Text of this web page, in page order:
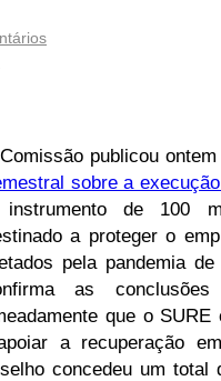
publicou
sobre a
de 100
a proteger o
pela pandemia
as
que o
a recuperação
concedeu um total